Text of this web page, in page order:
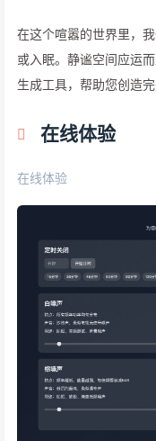
在这个喧嚣的世界里，
或入眠。静谧空间应运
生成工具，帮助您创造完
在线体验
在线体验